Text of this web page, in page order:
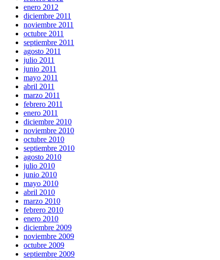
enero 2012
diciembre 2011
noviembre 2011
octubre 2011
septiembre 2011
agosto 2011
julio 2011
junio 2011
mayo 2011
abril 2011
marzo 2011
febrero 2011
enero 2011
diciembre 2010
noviembre 2010
octubre 2010
septiembre 2010
agosto 2010
julio 2010
junio 2010
mayo 2010
abril 2010
marzo 2010
febrero 2010
enero 2010
diciembre 2009
noviembre 2009
octubre 2009
septiembre 2009